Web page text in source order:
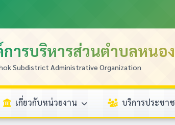
การบริหารส่วนตำบลหนอ
Subdistrict Administrative Organization
เกี่ยวกับหน่วยงาน บริการประชา